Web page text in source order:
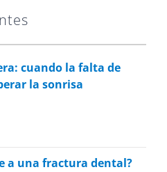
cuando la falta de
la sonrisa
a una fractura dental?